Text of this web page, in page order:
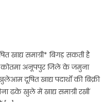
खाद्य समाग्री* बिगड़ सकती है
कोतमा अनूपपुर जिले के जमुना
दूषित खाद्य पदार्थों की बिक्री
ढके खुले में खाद्य समाग्री रखीं